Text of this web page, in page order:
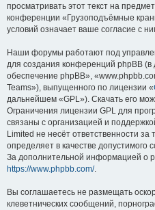
просматривать этот текст на
конференции «Грузоподъёмные
условий означает ваше согласие с
Наши форумы работают под
для создания конференций phpBB
обеспечение phpBB»,
Teams»), выпущенного по лицензии «
дальнейшем «GPL»). Скачать его
Ограничения лицензии GPL для
связаны с организацией и
Limited не несёт ответственности
определяет в качестве допустимого
За дополнительной информацией о
https://www.phpbb.com/.
Вы соглашаетесь не размещать
клеветнических сообщений,